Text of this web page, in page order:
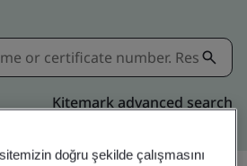
Kitemark advanced search
doğru şekilde çalışmasını